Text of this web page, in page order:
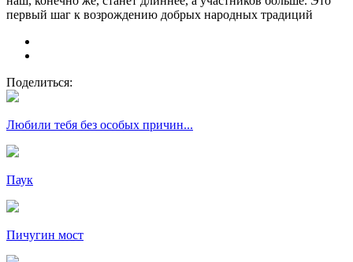
первый шаг к возрождению добрых народных традиций
Поделиться:
Любили тебя без особых причин...
Паук
Пичугин мост